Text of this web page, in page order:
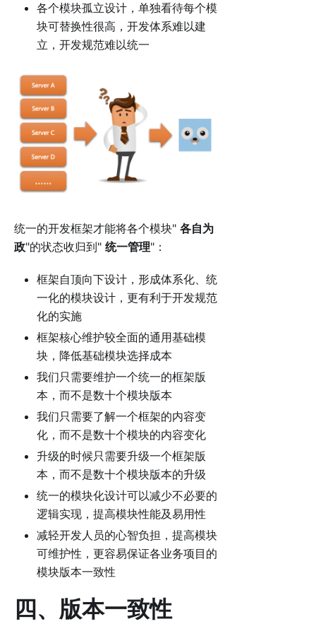
各个模块孤立设计，单独看待每个模
块可替换性很高，开发体系难以建
立，开发规范难以统一
统一的开发框架才能将各个模块" 各自为
政"的状态收归到" 统一管理"：
框架自顶向下设计，形成体系化、统
一化的模块设计，更有利于开发规范
化的实施
框架核心维护较全面的通用基础模
块，降低基础模块选择成本
我们只需要维护一个统一的框架版
本，而不是数十个模块版本
我们只需要了解一个框架的内容变
化，而不是数十个模块的内容变化
升级的时候只需要升级一个框架版
本，而不是数十个模块版本的升级
统一的模块化设计可以减少不必要的
逻辑实现，提高模块性能及易用性
减轻开发人员的心智负担，提高模块
可维护性，更容易保证各业务项目的
模块版本一致性
四、版本一致性